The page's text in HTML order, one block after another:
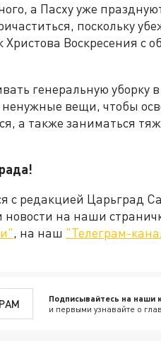
а Пасху уже
поскольку
Воскресения с
генеральную
вещи, чтобы
а также заниматься
с редакцией Царьград
на наши
, на наш "Телеграм-
Подписывайтесь на наши
и первыми узнавайте о